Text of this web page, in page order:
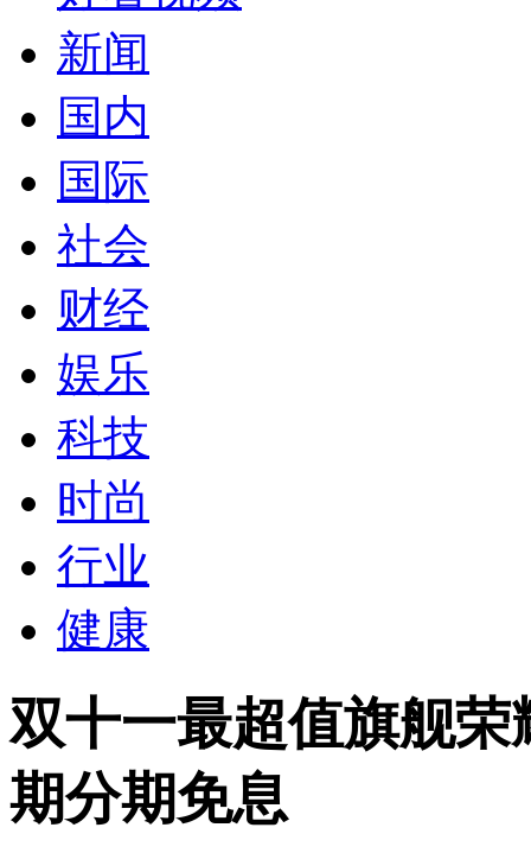
新闻
国内
国际
社会
财经
娱乐
科技
时尚
行业
健康
双十一最超值旗舰荣
期分期免息